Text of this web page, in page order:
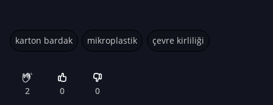
karton bardak mikroplastik çevre kirliliği
2 0 0